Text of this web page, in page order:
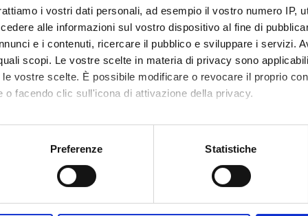
i vostri dati personali, ad esempio il vostro numero IP,
alle informazioni sul vostro dispositivo al fine di
e i contenuti, ricercare il pubblico e sviluppare i servizi.
scopi. Le vostre scelte in materia di privacy sono
vostre scelte. È possibile modificare o revocare il proprio
o facendo clic sull'icona di attivazione della privacy.
anche:
sulla tua posizione geografica, con un'approssimazione di
Preferenze Statistiche
Paolo
is to introduce the basic concepts of probability and
at the core of inferential Statistics will be also rigorously
with the tools to be able to understand and apply rigorously,
suggested by both science and daily life. This
through an abstraction process, and the ability to read